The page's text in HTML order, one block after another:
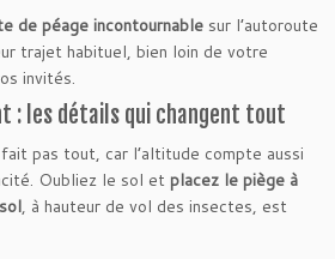
de péage incontournable sur l’autoroute
trajet habituel, bien loin de votre
invités.
: les détails qui changent tout
pas tout, car l’altitude compte aussi
Oubliez le sol et placez le piège à
, à hauteur de vol des insectes, est